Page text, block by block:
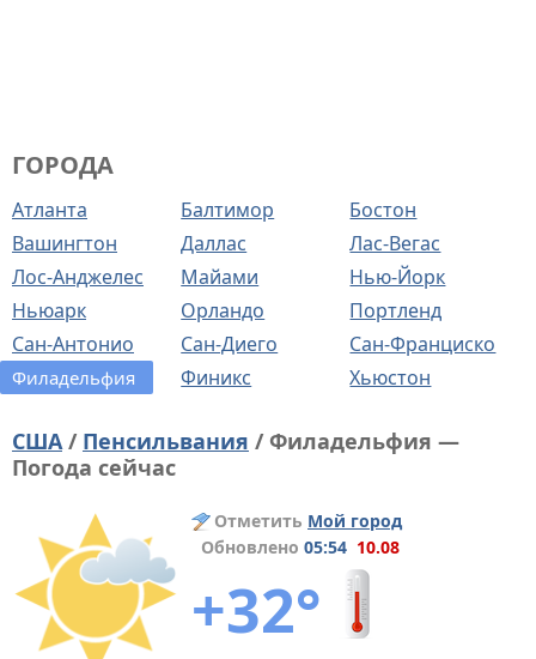
ГОРОДА
Атланта Балтимор
Бостон
Вашингтон
Даллас
Лас-Вегас
Лос-Анджелес
Майами
Нью-Йорк
Ньюарк
Орландо
Портленд
Сан-Антонио
Сан-Диего Сан-Франциско
Филадельфия Финикс Хьюстон
США/ Пенсильвания / Филадельфия —
Погода сейчас
Отметить Мой город
Обновлено 05:54 10.08
+32°